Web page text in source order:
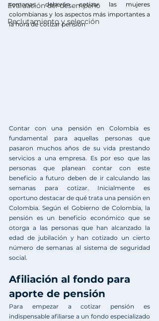
Evaluación del desempeño
Reclutamiento y selección
semanas deberán cotizar las mujeres
colombianas y los aspectos más importantes a
la hora de cotizar pensión
Contar con una pensión en Colombia es
fundamental para aquellas personas que
pasaron muchos años de su vida prestando
servicios a una empresa. Es por eso que las
personas que planean contar con este
beneficio a futuro deben de ir calculando las
semanas para cotizar. Inicialmente es
oportuno destacar de qué trata una pensión en
Colombia. Según el Gobierno de Colombia, la
pensión es un beneficio económico que se
otorga a las personas que han alcanzado la
edad de jubilación y han cotizado un cierto
número de semanas al sistema de seguridad
social.
Afiliación al fondo para
aporte de pensión
Para empezar a cotizar pensión es
indispensable afiliarse a un fondo especializado